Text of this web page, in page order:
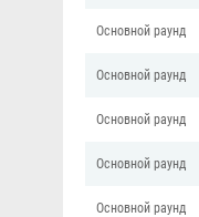
Основной раунд
Основной раунд
Основной раунд
Основной раунд
Основной раунд